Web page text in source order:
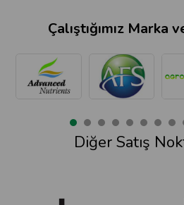
Çalıştığımız Marka
Diğer Satış